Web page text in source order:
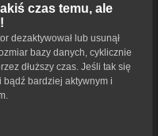
czas temu, ale
dezaktywował lub usunął
bazy danych, cyklicznie
dłuższy czas. Jeśli tak się
bądź bardziej aktywnym i